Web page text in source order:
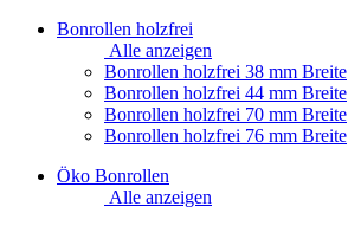
Bonrollen holzfrei
Alle anzeigen
Bonrollen holzfrei 38 mm Breite
Bonrollen holzfrei 44 mm Breite
Bonrollen holzfrei 70 mm Breite
Bonrollen holzfrei 76 mm Breite
Öko Bonrollen
Alle anzeigen